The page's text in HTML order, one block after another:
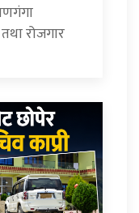
रोजगार